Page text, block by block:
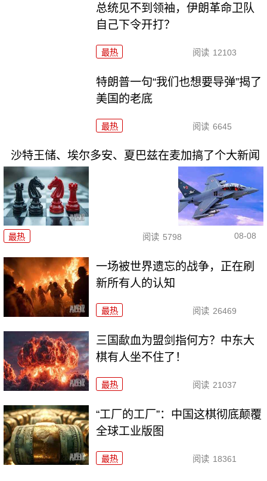
总统见不到领袖，伊朗革命卫队
自己下令开打？
最热 阅读 12103
特朗普一句“我们也想要导弹”揭了
美国的老底
最热 阅读 6645
沙特王储、埃尔多安、夏巴兹在麦加搞了个大新闻
最热 阅读 5798 08-08
一场被世界遗忘的战争，正在刷
新所有人的认知
最热 阅读 26469
三国歃血为盟剑指何方？中东大
棋有人坐不住了！
最热 阅读 21037
“工厂的工厂”：中国这棋彻底颠覆
全球工业版图
最热 阅读 18361